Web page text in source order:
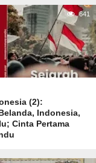
641
(2):
Indonesia,
Cinta Pertama